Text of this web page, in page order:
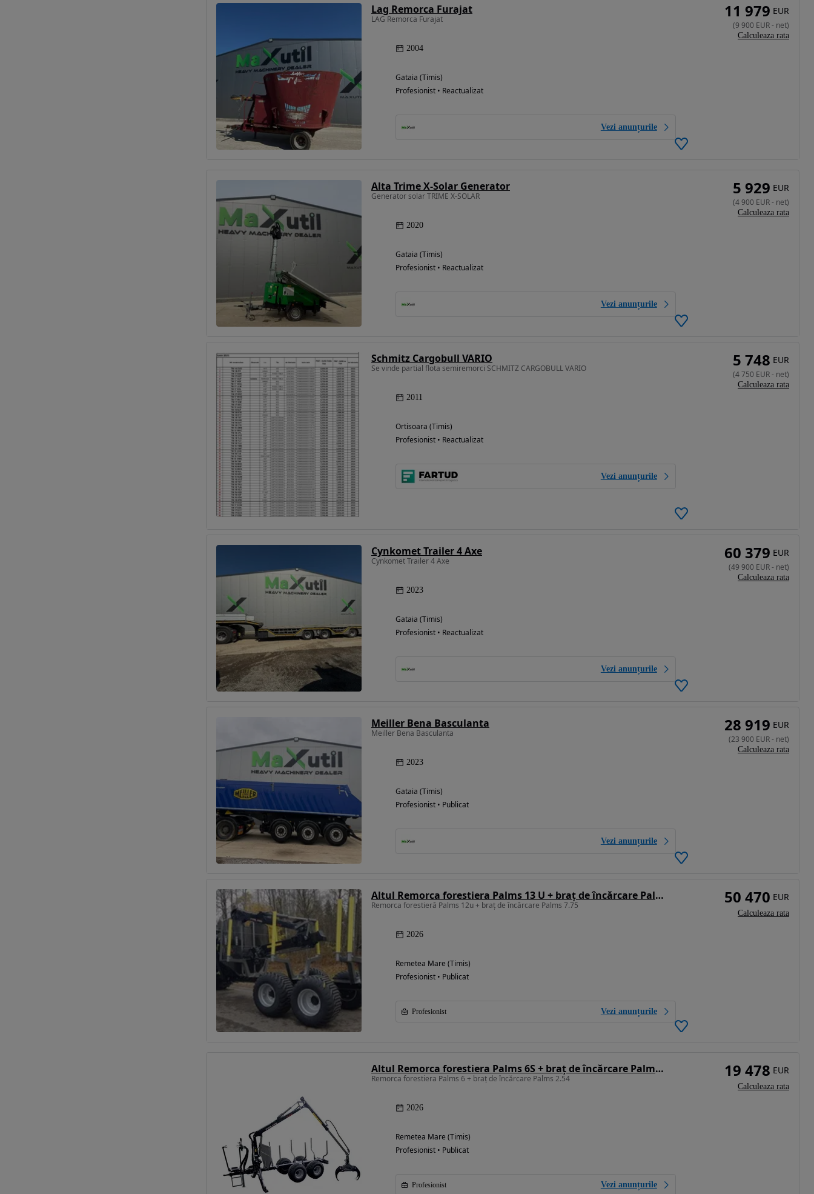
Lag Remorca Furajat
LAG Remorca Furajat
2004
Gataia (Timis)
Profesionist • Reactualizat
Vezi anunțurile
11 979 EUR
(9 900 EUR- net)
Calculeaza rata
Alta Trime X-Solar Generator
Generator solar TRIME X-SOLAR
2020
Gataia (Timis)
Profesionist • Reactualizat
Vezi anunțurile
5 929 EUR
(4 900 EUR- net)
Calculeaza rata
Schmitz Cargobull VARIO
Se vinde partial flota semiremorci SCHMITZ CARGOBULL VARIO
2011
Ortisoara (Timis)
Profesionist • Reactualizat
Vezi anunțurile
5 748 EUR
(4 750 EUR- net)
Calculeaza rata
Cynkomet Trailer 4 Axe
Cynkomet Trailer 4 Axe
2023
Gataia (Timis)
Profesionist • Reactualizat
Vezi anunțurile
60 379 EUR
(49 900 EUR- net)
Calculeaza rata
Meiller Bena Basculanta
Meiller Bena Basculanta
2023
Gataia (Timis)
Profesionist • Publicat
Vezi anunțurile
28 919 EUR
(23 900 EUR- net)
Calculeaza rata
Altul Remorca forestiera Palms 13 U + braț de încărcare Palms 7.72
Remorca forestieră Palms 12u + braț de încărcare Palms 7.75
2026
Remetea Mare (Timis)
Profesionist • Publicat
Profesionist Vezi anunțurile
50 470 EUR
Calculeaza rata
Altul Remorca forestiera Palms 6S + braț de încărcare Palms 3.61
Remorca forestiera Palms 6 + braț de încărcare Palms 2.54
2026
Remetea Mare (Timis)
Profesionist • Publicat
Profesionist Vezi anunțurile
19 478 EUR
Calculeaza rata